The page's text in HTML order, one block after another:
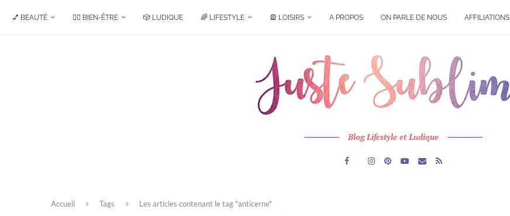
💅 BEAUTÉ 🧘‍♀️ BIEN-ÊTRE 🎲 LUDIQUE 🌈 LIFESTYLE 🎡 LOISIRS A PROPOS ON PARLE DE NOUS AFFILIATIONS
Blog Lifestyle et Ludique
Accueil Tags Les articles contenant le tag "anticerne"